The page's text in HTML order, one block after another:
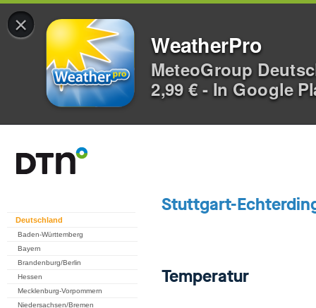
×
WeatherPro
MeteoGroup
2,99 € - In Google
Deutschland
Baden-Württemberg
Bayern
Brandenburg/Berlin
Hessen
Mecklenburg-Vorpommern
Niedersachsen/Bremen